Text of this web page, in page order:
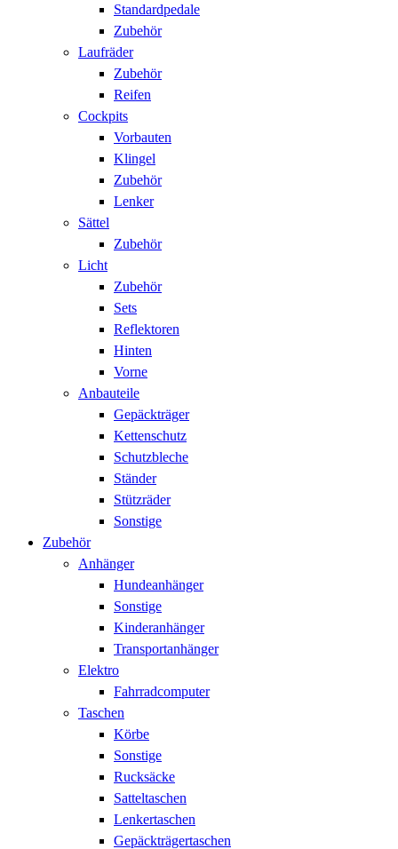
Standardpedale
Zubehör
Laufräder
Zubehör
Reifen
Cockpits
Vorbauten
Klingel
Zubehör
Lenker
Sättel
Zubehör
Licht
Zubehör
Sets
Reflektoren
Hinten
Vorne
Anbauteile
Gepäckträger
Kettenschutz
Schutzbleche
Ständer
Stützräder
Sonstige
Zubehör
Anhänger
Hundeanhänger
Sonstige
Kinderanhänger
Transportanhänger
Elektro
Fahrradcomputer
Taschen
Körbe
Sonstige
Rucksäcke
Satteltaschen
Lenkertaschen
Gepäckträgertaschen